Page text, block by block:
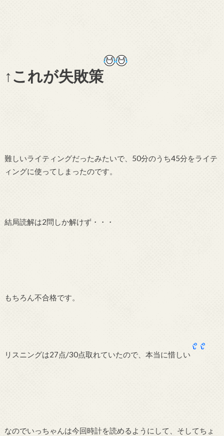
↑これが失敗策
難しいライティングだったみたいで、50分のうち45分をライテ
ィングに使ってしまったのです。
結局読解は2問しか解けず・・・
もちろん不合格です。
リスニングは27点/30点取れていたので、本当に惜しい
なのでいっちゃんは今回時計を読めるようにして、そしてちょ